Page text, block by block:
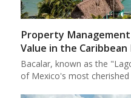
Property
Value in the Caribbean
Bacalar, known as the
of Mexico's most